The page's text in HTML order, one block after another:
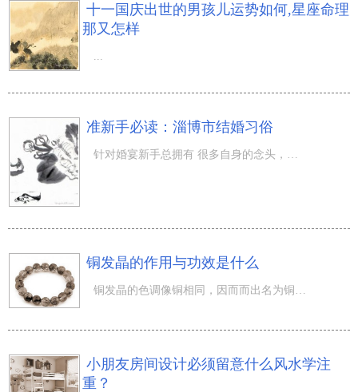
十一国庆出世的男孩儿运势如何,星座命理
那又怎样
...
准新手必读：淄博市结婚习俗
针对婚宴新手总拥有 很多自身的念头，前不久掌教与baby的婚宴虽算不上是十分的价格昂贵，也并沒有那麼的绮
铜发晶的作用与功效是什么
铜发晶的色调像铜相同，因而而出名为铜发晶。做为紫水晶，他们常有分别的作用和功效，不但是装饰品那么简单
小朋友房间设计必须留意什么风水学注
重？